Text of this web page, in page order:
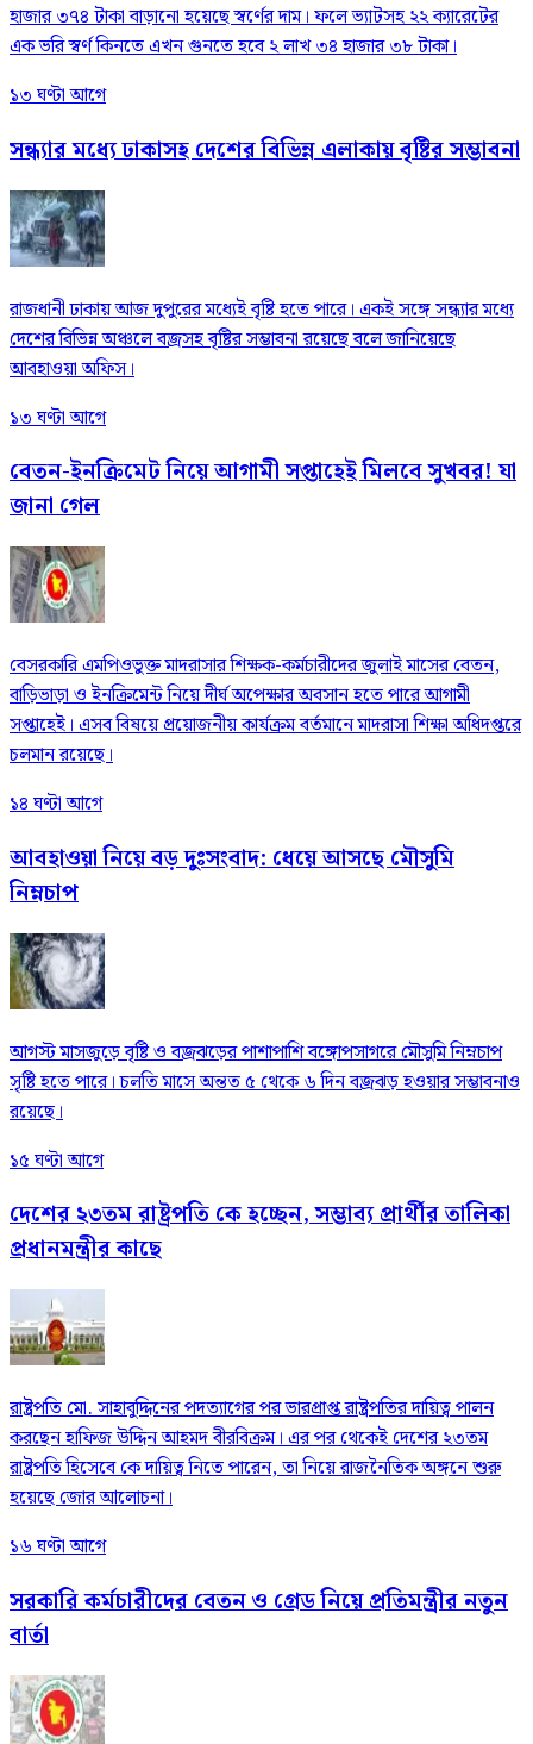
হাজার ৩৭৪ টাকা বাড়ানো হয়েছে স্বর্ণের দাম। ফলে ভ্যাটসহ ২২ ক্যারেটের
এক ভরি স্বর্ণ কিনতে এখন গুনতে হবে ২ লাখ ৩৪ হাজার ৩৮ টাকা।
১৩ ঘণ্টা আগে
সন্ধ্যার মধ্যে ঢাকাসহ দেশের বিভিন্ন এলাকায় বৃষ্টির সম্ভাবনা
রাজধানী ঢাকায় আজ দুপুরের মধ্যেই বৃষ্টি হতে পারে। একই সঙ্গে সন্ধ্যার মধ্যে
দেশের বিভিন্ন অঞ্চলে বজ্রসহ বৃষ্টির সম্ভাবনা রয়েছে বলে জানিয়েছে
আবহাওয়া অফিস।
১৩ ঘণ্টা আগে
বেতন-ইনক্রিমেট নিয়ে আগামী সপ্তাহেই মিলবে সুখবর! যা
জানা গেল
বেসরকারি এমপিওভুক্ত মাদরাসার শিক্ষক-কর্মচারীদের জুলাই মাসের বেতন,
বাড়িভাড়া ও ইনক্রিমেন্ট নিয়ে দীর্ঘ অপেক্ষার অবসান হতে পারে আগামী
সপ্তাহেই। এসব বিষয়ে প্রয়োজনীয় কার্যক্রম বর্তমানে মাদরাসা শিক্ষা অধিদপ্তরে
চলমান রয়েছে।
১৪ ঘণ্টা আগে
আবহাওয়া নিয়ে বড় দুঃসংবাদ: ধেয়ে আসছে মৌসুমি
নিম্নচাপ
আগস্ট মাসজুড়ে বৃষ্টি ও বজ্রঝড়ের পাশাপাশি বঙ্গোপসাগরে মৌসুমি নিম্নচাপ
সৃষ্টি হতে পারে। চলতি মাসে অন্তত ৫ থেকে ৬ দিন বজ্রঝড় হওয়ার সম্ভাবনাও
রয়েছে।
১৫ ঘণ্টা আগে
দেশের ২৩তম রাষ্ট্রপতি কে হচ্ছেন, সম্ভাব্য প্রার্থীর তালিকা
প্রধানমন্ত্রীর কাছে
রাষ্ট্রপতি মো. সাহাবুদ্দিনের পদত্যাগের পর ভারপ্রাপ্ত রাষ্ট্রপতির দায়িত্ব পালন
করছেন হাফিজ উদ্দিন আহমদ বীরবিক্রম। এর পর থেকেই দেশের ২৩তম
রাষ্ট্রপতি হিসেবে কে দায়িত্ব নিতে পারেন, তা নিয়ে রাজনৈতিক অঙ্গনে শুরু
হয়েছে জোর আলোচনা।
১৬ ঘণ্টা আগে
সরকারি কর্মচারীদের বেতন ও গ্রেড নিয়ে প্রতিমন্ত্রীর নতুন
বার্তা